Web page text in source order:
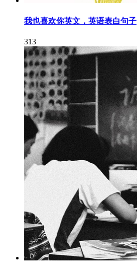
我也喜欢你英文，英语表白句子
313